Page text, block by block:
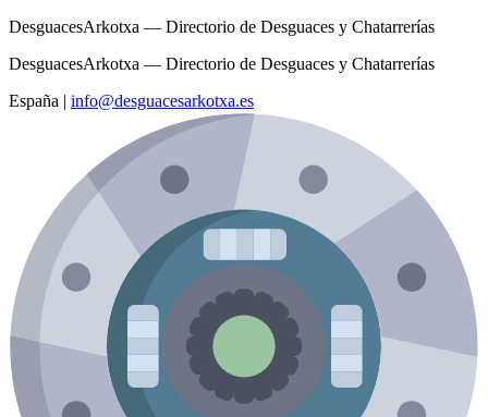
DesguacesArkotxa — Directorio de Desguaces y Chatarrerías
DesguacesArkotxa — Directorio de Desguaces y Chatarrerías
España | info@desguacesarkotxa.es